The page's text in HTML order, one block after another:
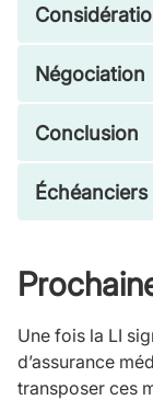
Négociation
Conclusion
Échéanciers
Une fois la LI
d’assurance
transposer ces